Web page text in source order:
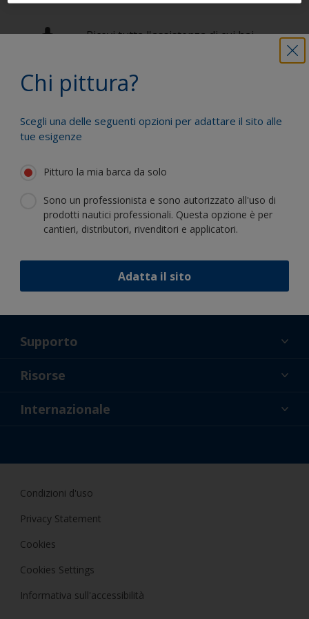
Chi pittura?
Scegli una delle seguenti opzioni per adattare il sito alle
tue esigenze
Pitturo la mia barca da solo
Sono un professionista e sono autorizzato all'uso di
prodotti nautici professionali. Questa opzione è per
cantieri, distributori, rivenditori e applicatori.
Adatta il sito
Ricevi tutta l'assistenza di cui hai
Trai vantaggio dalla nostra continua
innovazione e competenza scientifica
Segui International:
Supporto
Chi Siamo
Risorse
Novità
Internazionale
Condizioni d'uso
Privacy Statement
Cookies
Cookies Settings
Informativa sull'accessibilità